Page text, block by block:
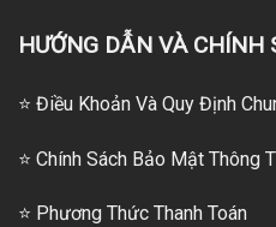
HƯỚNG DẪN VÀ CHÍNH
⭐ Điều Khoản Và Quy Định
⭐ Chính Sách Bảo Mật Thông
⭐ Phương Thức Thanh Toán